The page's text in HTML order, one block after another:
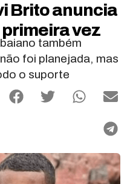
Brito anuncia
vez
também
foi planejada, mas
o suporte